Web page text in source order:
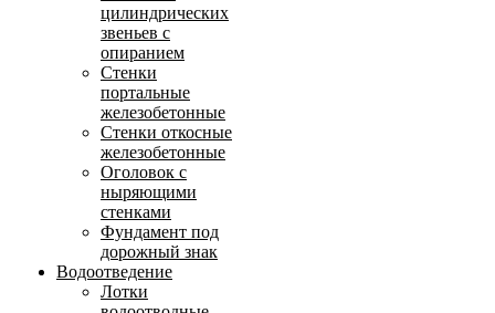
цилиндрических
звеньев с
опиранием
Стенки
портальные
железобетонные
Стенки откосные
железобетонные
Оголовок с
ныряющими
стенками
Фундамент под
дорожный знак
Водоотведение
Лотки